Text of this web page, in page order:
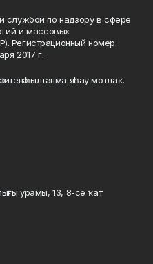
службой по надзору в сфере
и массовых
Регистрационный номер:
2017 г.
һылтанма яһау мотлаҡ.
урамы, 13, 8-се ҡат